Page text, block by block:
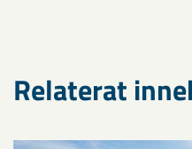
Relaterat